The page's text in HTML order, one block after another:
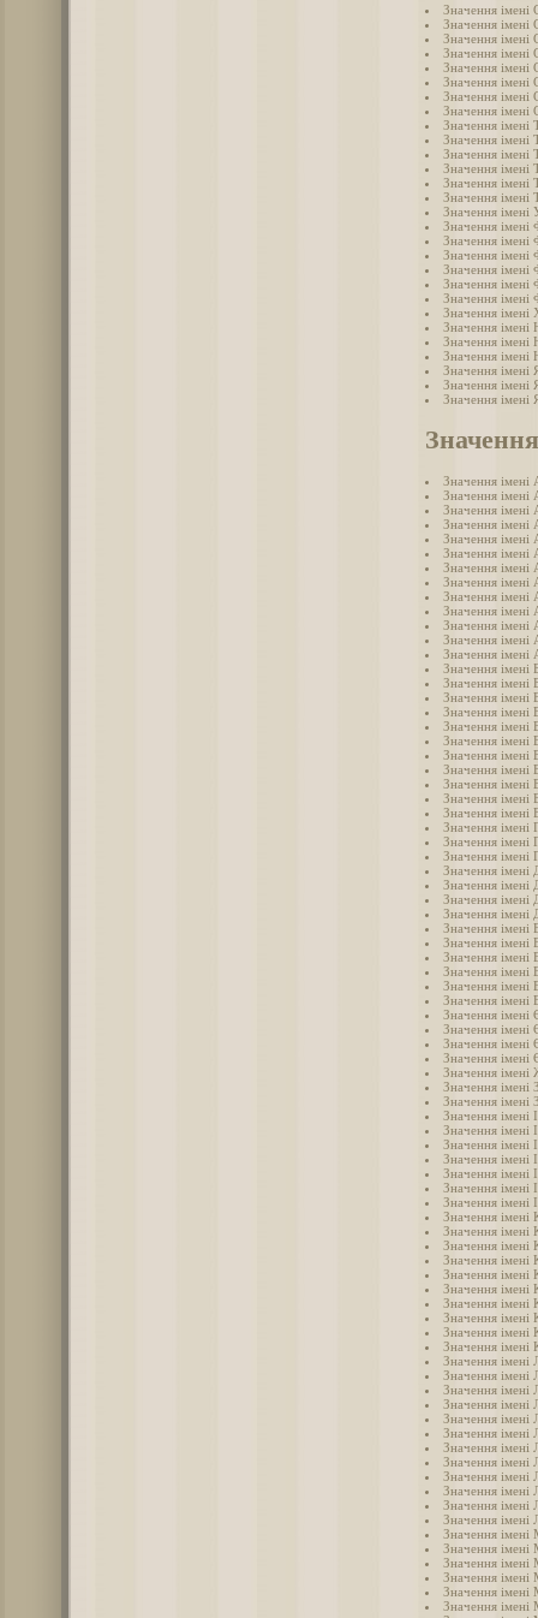
Значення імені
Значення імені
Значення імені
Значення імені
Значення імені
Значення імені
Значення імені
Значення імені
Значення імені
Значення імені
Значення імені
Значення імені
Значення імені
Значення імені
Значення імені
Значення імені
Значення імені
Значення імені
Значення імені
Значення імені
Значення імені
Значення імені
Значення імені
Значення імені
Значення
Значення імені
Значення імені
Значення імені
Значення імені
Значення імені
Значення імені
Значення імені
Значення імені
Значення імені
Значення імені
Значення імені
Значення імені
Значення імені
Значення імені
Значення імені
Значення імені
Значення імені
Значення імені
Значення імені
Значення імені
Значення імені
Значення імені
Значення імені
Значення імені
Значення імені
Значення імені
Значення імені
Значення імені
Значення імені
Значення імені
Значення імені
Значення імені
Значення імені
Значення імені
Значення імені
Значення імені
Значення імені
Значення імені
Значення імені
Значення імені
Значення імені
Значення імені
Значення імені
Значення імені
Значення імені
Значення імені
Значення імені
Значення імені
Значення імені
Значення імені
Значення імені
Значення імені
Значення імені
Значення імені
Значення імені
Значення імені
Значення імені
Значення імені
Значення імені
Значення імені
Значення імені
Значення імені
Значення імені
Значення імені
Значення імені
Значення імені
Значення імені
Значення імені
Значення імені
Значення імені
Значення імені
Значення імені
Значення імені
Значення імені
Значення імені
Значення імені
Значення імені
Значення імені
Значення імені
Значення імені
Значення імені
Значення імені